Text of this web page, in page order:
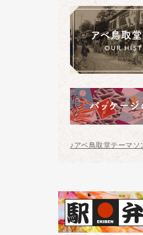
♪アベ鳥取堂テーマソ